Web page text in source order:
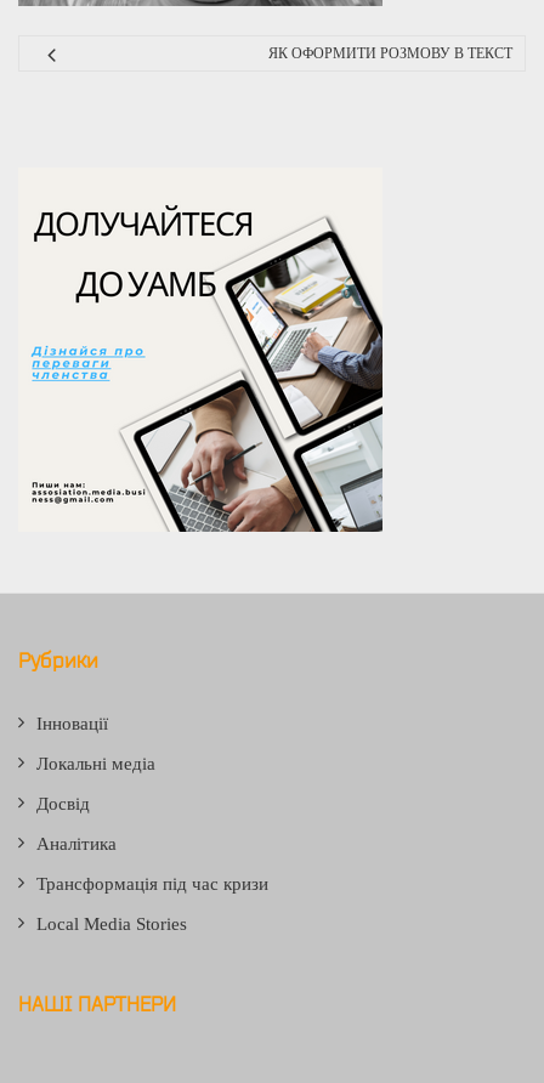
ЯК ОФОРМИТИ РОЗМОВУ В ТЕКСТ
Рубрики
Інновації
Локальні медіа
Досвід
Аналітика
Трансформація під час кризи
Local Media Stories
НАШІ ПАРТНЕРИ